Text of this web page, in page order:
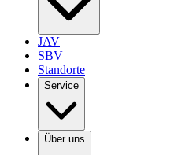
JAV
SBV
Standorte
Service
Über uns